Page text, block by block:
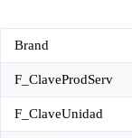
Brand
F_ClaveProdServ
F_ClaveUnidad